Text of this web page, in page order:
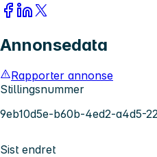
Annonsedata
Rapporter annonse
Stillingsnummer
9eb10d5e-b60b-4ed2-a4d5-
Sist endret